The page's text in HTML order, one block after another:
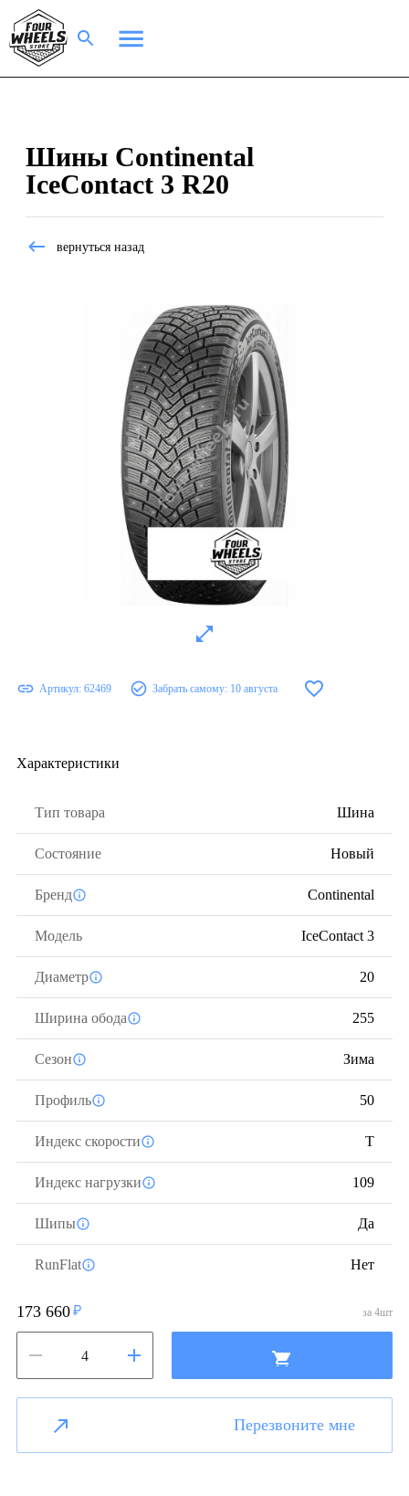
Шины Continental
IceContact 3 R20
вернуться назад
Артикул: 62469 Забрать самому: 10 августа
Характеристики
Тип товара Шина
Состояние Новый
Бренд Continental
Модель IceContact 3
Диаметр 20
Ширина обода 255
Сезон Зима
Профиль 50
Индекс скорости T
Индекс нагрузки 109
Шипы Да
RunFlat Нет
173 660 за 4шт
Перезвоните мне